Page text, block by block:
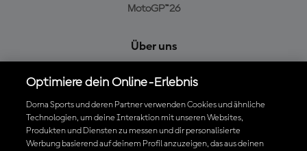
MotoGP™26
Über uns
Cookie-Richtlinien
Geschäftsbedingungen
Datenschutzrichtlinien
Kaufrichtlinie
Optimiere dein Online-Erlebnis
Dorna Sports und deren Partner verwenden Cookies und ähnliche
Technologien, um deine Interaktion mit unseren Websites,
Produkten und Diensten zu messen und dir personalisierte
Werbung basierend auf deinem Profil anzuzeigen, das aus deinen